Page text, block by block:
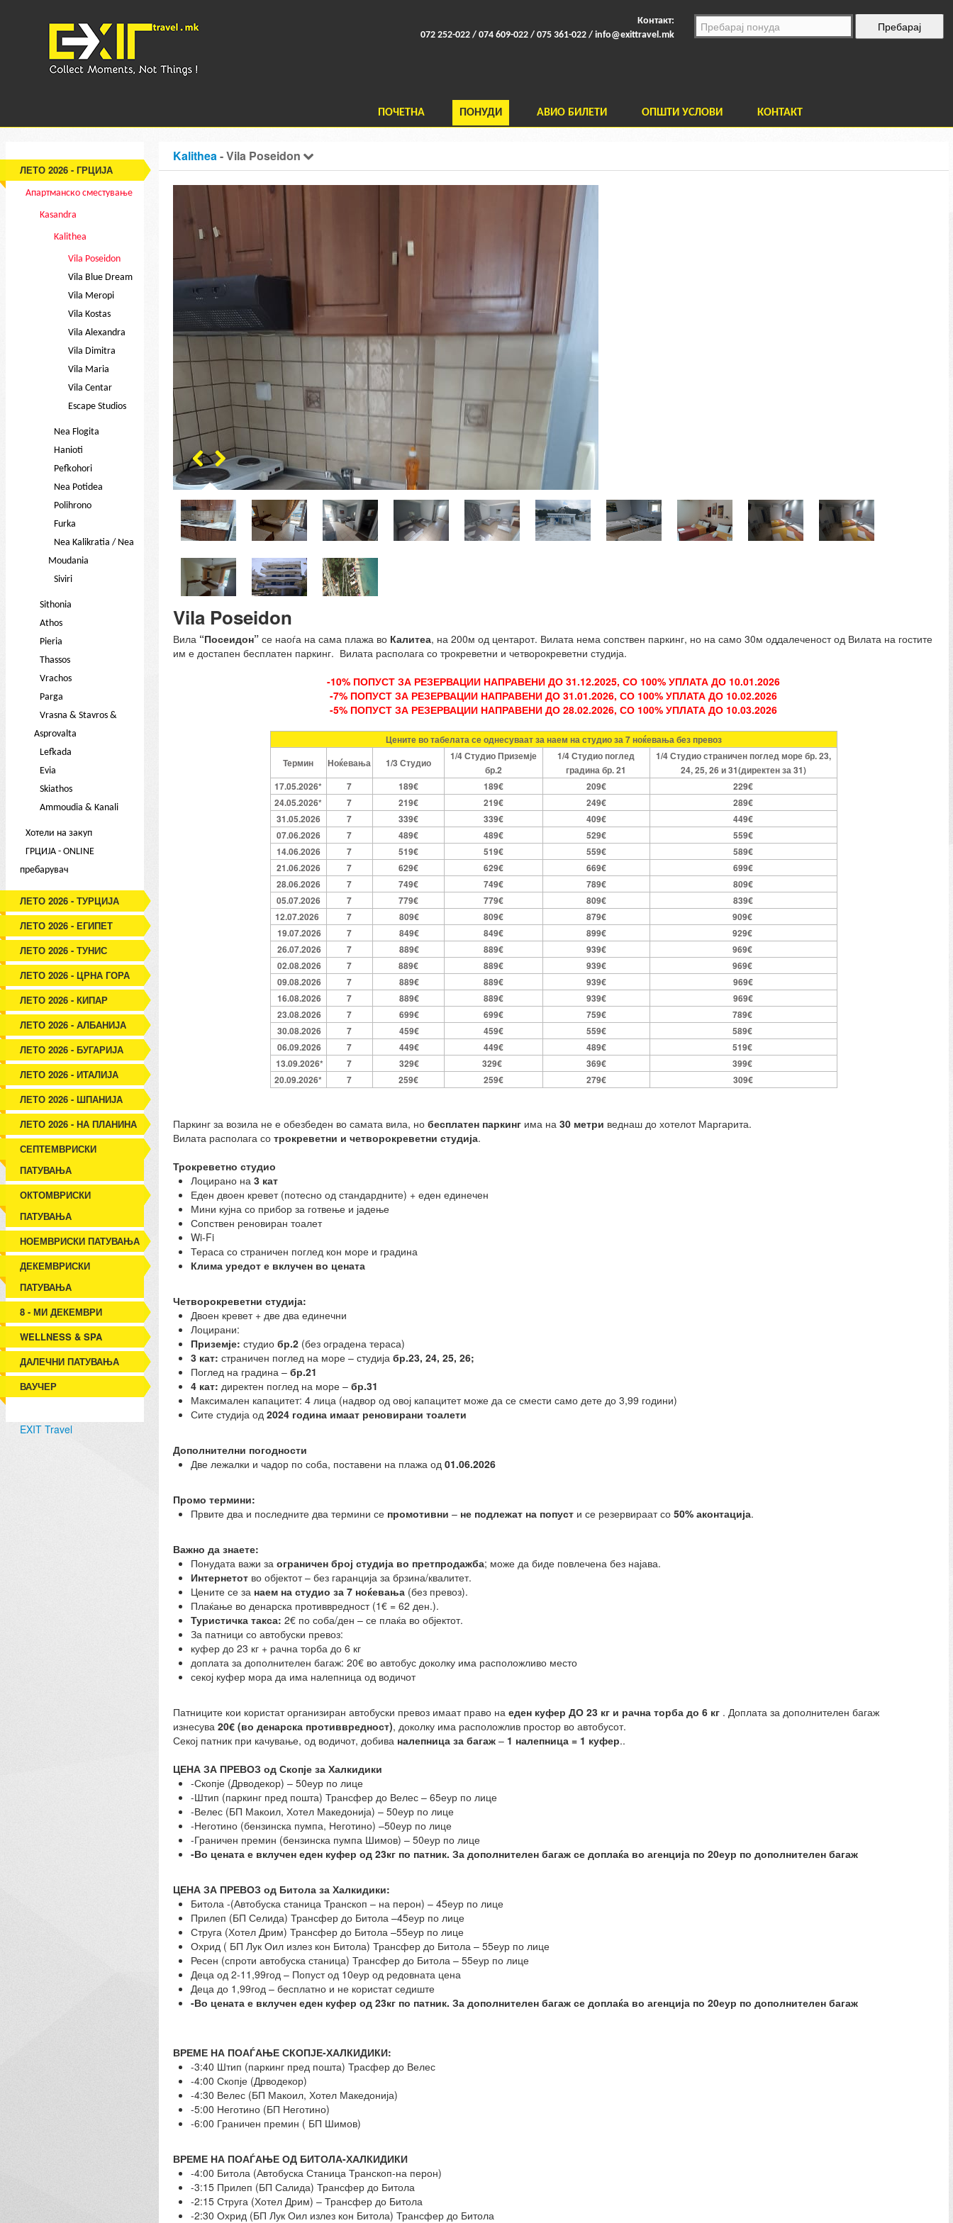
Контакт:
072 252-022 / 074 609-022 / 075 361-022 / info@exittravel.mk
ПОЧЕТНА ПОНУДИ АВИО БИЛЕТИ ОПШТИ УСЛОВИ КОНТАКТ
ЛЕТО 2026 - ГРЦИЈА
Апартманско сместување
Kasandra
Kalithea
Vila Poseidon
Vila Blue Dream
Vila Meropi
Vila Kostas
Vila Alexandra
Vila Dimitra
Vila Maria
Vila Centar
Escape Studios
Nea Flogita
Hanioti
Pefkohori
Nea Potidea
Polihrono
Furka
Nea Kalikratia / Nea
Moudania
Siviri
Sithonia
Athos
Pieria
Thassos
Vrachos
Parga
Vrasna & Stavros &
Asprovalta
Lefkada
Evia
Skiathos
Ammoudia & Kanali
Хотели на закуп
ГРЦИЈА - ONLINE
пребарувач
ЛЕТО 2026 - ТУРЦИЈА
ЛЕТО 2026 - ЕГИПЕТ
ЛЕТО 2026 - ТУНИС
ЛЕТО 2026 - ЦРНА ГОРА
ЛЕТО 2026 - КИПАР
ЛЕТО 2026 - АЛБАНИЈА
ЛЕТО 2026 - БУГАРИЈА
ЛЕТО 2026 - ИТАЛИЈА
ЛЕТО 2026 - ШПАНИЈА
ЛЕТО 2026 - НА ПЛАНИНА
СЕПТЕМВРИСКИ
ПАТУВАЊА
ОКТОМВРИСКИ
ПАТУВАЊА
НОЕМВРИСКИ ПАТУВАЊА
ДЕКЕМВРИСКИ
ПАТУВАЊА
8 - МИ ДЕКЕМВРИ
WELLNESS & SPA
ДАЛЕЧНИ ПАТУВАЊА
ВАУЧЕР
EXIT Travel
Kalithea- Vila Poseidon
Vila Poseidon
Вила “Посеидон”се наоѓа на сама плажа во Калитеа, на 200м од центарот. Вилата нема сопствен паркинг, но на само 30м оддалеченост од Вилата на гостите
им е достапен бесплатен паркинг. Вилата располага со трокреветни и четворокреветни студија.
-10% ПОПУСТ ЗА РЕЗЕРВАЦИИ НАПРАВЕНИ ДО 31.12.2025, СО 100% УПЛАТА ДО 10.01.2026
-7% ПОПУСТ ЗА РЕЗЕРВАЦИИ НАПРАВЕНИ ДО 31.01.2026, СО 100% УПЛАТА ДО 10.02.2026
-5% ПОПУСТ ЗА РЕЗЕРВАЦИИ НАПРАВЕНИ ДО 28.02.2026, СО 100% УПЛАТА ДО 10.03.2026
Цените во табелата се однесуваат за наем на студио за 7 ноќевања без превоз
Термин
Ноќевања 1/3 Студио
1/4 Студио Приземје
бр.2
1/4 Студио поглед
градина бр. 21
1/4 Студио страничен поглед море бр. 23,
24, 25, 26 и 31(директен за 31)
17.05.2026*
7 189€ 189€ 209€
229€
24.05.2026*
7 219€ 219€ 249€
289€
31.05.2026
7 339€ 339€ 409€
449€
07.06.2026
7 489€ 489€ 529€
559€
14.06.2026
7 519€ 519€ 559€
589€
21.06.2026
7 629€ 629€ 669€
699€
28.06.2026
7 749€ 749€ 789€
809€
05.07.2026
7 779€ 779€ 809€
839€
12.07.2026
7 809€ 809€ 879€
909€
19.07.2026
7 849€ 849€ 899€
929€
26.07.2026
7 889€ 889€ 939€
969€
02.08.2026
7 889€ 889€ 939€
969€
09.08.2026
7 889€ 889€ 939€
969€
16.08.2026
7 889€ 889€ 939€
969€
23.08.2026
7 699€ 699€ 759€
789€
30.08.2026
7 459€ 459€ 559€
589€
06.09.2026
7 449€ 449€ 489€
519€
13.09.2026*
7 329€ 329€ 369€
399€
20.09.2026*
7 259€ 259€ 279€ 309€
Паркинг за возила не е обезбеден во самата вила, но бесплатен паркингима на 30 метри веднаш до хотелот Маргарита.
Вилата располага со трокреветни и четворокреветни студија.
Трокреветно студио
Лоцирано на 3 кат
Еден двоен кревет (потесно од стандардните) + еден единечен
Мини кујна со прибор за готвење и јадење
Сопствен реновиран тоалет
Wi-Fi
Тераса со страничен поглед кон море и градина
Клима уредот е вклучен во цената
Четворокреветни студија:
Двоен кревет + две два единечни
Лоцирани:
Приземје: студио бр.2(без оградена тераса)
3 кат: страничен поглед на море – студија бр.23, 24, 25, 26;
Поглед на градина – бр.21
4 кат: директен поглед на море – бр.31
Максимален капацитет: 4 лица (надвор од овој капацитет може да се смести само дете до 3,99 години)
Сите студија од 2024 година имаат реновирани тоалети
Дополнителни погодности
Две лежалки и чадор по соба, поставени на плажа од 01.06.2026
Промо термини:
Првите два и последните два термини се промотивни – не подлежат на попусти се резервираат со 50% аконтација.
Важно да знаете:
Понудата важи за ограничен број студија во претпродажба; може да биде повлечена без најава.
Интернетотво објектот – без гаранција за брзина/квалитет.
Цените се за наем на студио за 7 ноќевања(без превоз).
Плаќање во денарска противвредност (1€ = 62 ден.).
Туристичка такса: 2€ по соба/ден – се плаќа во објектот.
За патници со автобуски превоз:
куфер до 23 кг + рачна торба до 6 кг
доплата за дополнителен багаж: 20€ во автобус доколку има расположливо место
секој куфер мора да има налепница од водичот
Патниците кои користат организиран автобуски превоз имаат право на еден куфер ДО 23 кг и рачна торба до 6 кг. Доплата за дополнителен багаж
изнесува 20€ (во денарска противвредност), доколку има расположлив простор во автобусот.
Секој патник при качување, од водичот, добива налепница за багаж– 1 налепница = 1 куфер..
ЦЕНА ЗА ПРЕВОЗ од Скопје за Халкидики
-Скопје (Дрводекор) – 50еур по лице
-Штип (паркинг пред пошта) Трансфер до Велес – 65еур по лице
-Велес (БП Макоил, Хотел Македонија) – 50еур по лице
-Неготино (бензинска пумпа, Неготино) –50еур по лице
-Граничен премин (бензинска пумпа Шимов) – 50еур по лице
-Во цената е вклучен еден куфер од 23кг по патник. За дополнителен багаж се доплаќа во агенција по 20еур по дополнителен багаж
ЦЕНА ЗА ПРЕВОЗ од Битола за Халкидики:
Битола -(Автобуска станица Транскоп – на перон) – 45еур по лице
Прилеп (БП Селида) Трансфер до Битола –45еур по лице
Струга (Хотел Дрим) Трансфер до Битола –55еур по лице
Охрид ( БП Лук Оил излез кон Битола) Трансфер до Битола – 55еур по лице
Ресен (спроти автобуска станица) Трансфер до Битола – 55еур по лице
Деца од 2-11,99год – Попуст од 10еур од редовната цена
Деца до 1,99год – бесплатно и не користат седиште
-Во цената е вклучен еден куфер од 23кг по патник. За дополнителен багаж се доплаќа во агенција по 20еур по дополнителен багаж
ВРЕМЕ НА ПОАЃАЊЕ СКОПЈЕ-ХАЛКИДИКИ:
-3:40 Штип (паркинг пред пошта) Трасфер до Велес
-4:00 Скопје (Дрводекор)
-4:30 Велес (БП Макоил, Хотел Македонија)
-5:00 Неготино (БП Неготино)
-6:00 Граничен премин ( БП Шимов)
ВРЕМЕ НА ПОАЃАЊЕ ОД БИТОЛА-ХАЛКИДИКИ
-4:00 Битола (Автобуска Станица Транскоп-на перон)
-3:15 Прилеп (БП Салида) Трансфер до Битола
-2:15 Струга (Хотел Дрим) – Трансфер до Битола
-2:30 Охрид (БП Лук Оил излез кон Битола) Трансфер до Битола